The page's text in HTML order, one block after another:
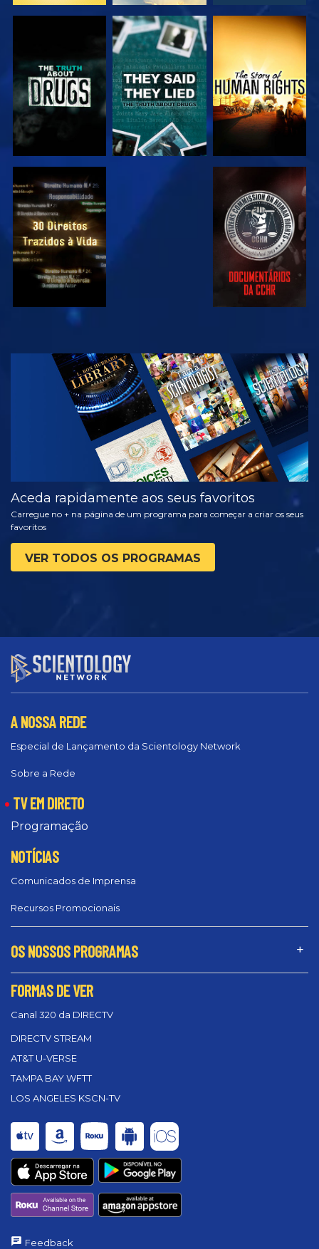
VER VER
VER VER
VER
EXPLORAR A
SÉRIE
Aceda rapidamente aos seus favoritos
Carregue no + na página de um programa para começar a criar os seus
favoritos
VER TODOS OS PROGRAMAS
A NOSSA REDE
Especial de Lançamento da Scientology Network
Sobre a Rede
TV EM DIRETO
Programação
NOTÍCIAS
Comunicados de Imprensa
Recursos Promocionais
OS NOSSOS PROGRAMAS
FORMAS DE VER
Canal 320 da DIRECTV
DIRECTV STREAM
AT&T U-VERSE
TAMPA BAY WFTT
LOS ANGELES KSCN-TV
Feedback